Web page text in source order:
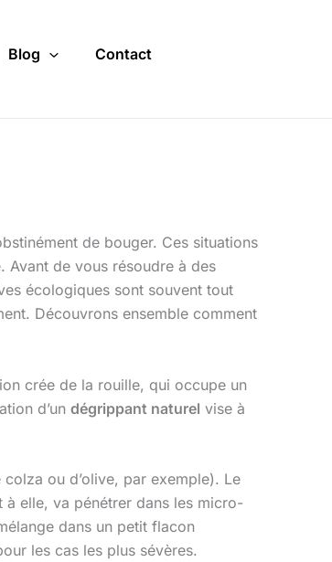
Blog Contact
de bouger. Ces situations
Avant de vous résoudre à des
écologiques sont souvent tout
Découvrons ensemble comment
crée de la rouille, qui occupe un
d’un dégrippant naturel vise à
ou d’olive, par exemple). Le
à elle, va pénétrer dans les micro-
dans un petit flacon
les cas les plus sévères.